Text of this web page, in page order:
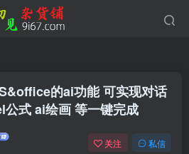
的ai功能 可实现对话
式 ai绘画 等一键完成
关注 私信